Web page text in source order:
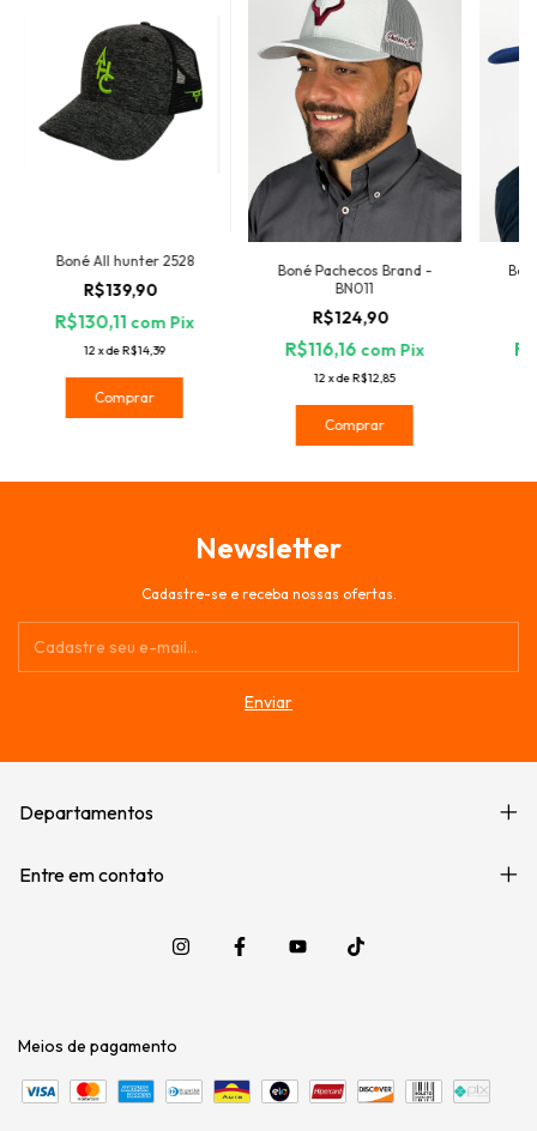
Boné All hunter 2528
R$139,90
R$130,11 com Pix
12 xdeR$14,39
Comprar
Boné Pachecos Brand -
BN011
R$124,90
R$116,16com Pix
12 xdeR$12,85
Comprar
Newsletter
Cadastre-se e receba nossas ofertas.
Departamentos
Entre em contato
Meios de pagamento